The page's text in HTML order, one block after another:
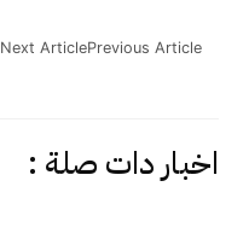
Previous Article
Next Article
اخبار دات صلة :